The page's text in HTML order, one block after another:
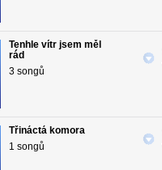
Tenhle vítr jsem měl
rád
3 songů
Třináctá komora
1 songů